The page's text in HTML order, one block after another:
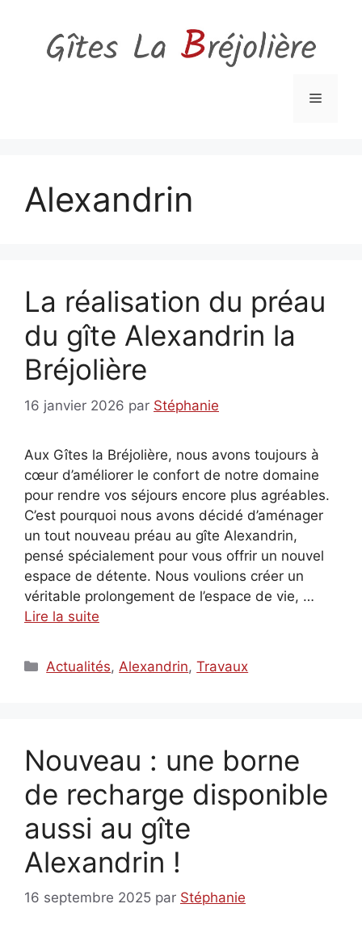
contenu
Menu
Alexandrin
La réalisation du préau
du gîte Alexandrin la
Bréjolière
16 janvier 2026 par Stéphanie
Aux Gîtes la Bréjolière, nous avons toujours à
cœur d’améliorer le confort de notre domaine
pour rendre vos séjours encore plus agréables.
C’est pourquoi nous avons décidé d’aménager
un tout nouveau préau au gîte Alexandrin,
pensé spécialement pour vous offrir un nouvel
espace de détente. Nous voulions créer un
véritable prolongement de l’espace de vie, …
Lire la suite
Catégories
Actualités, Alexandrin,Travaux
Nouveau : une borne
de recharge disponible
aussi au gîte
Alexandrin !
16 septembre 2025 par Stéphanie